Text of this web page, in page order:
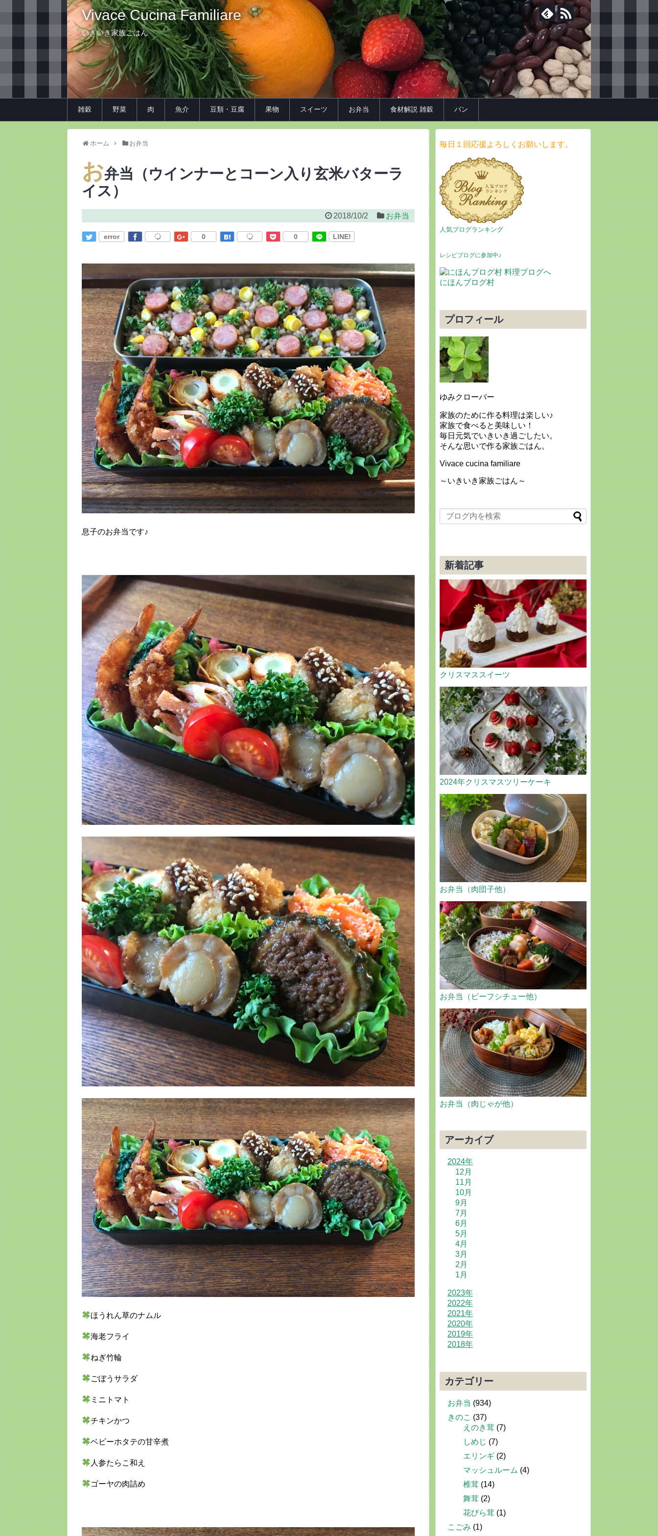
Vivace Cucina Familiare
いきいき家族ごはん
雑穀 野菜 肉 魚介 豆類・豆腐 果物 スイーツ お弁当 食材解説 雑穀 パン
ホーム お弁当
お弁当（ウインナーとコーン入り玄米バターラ
イス）
2018/10/2 お弁当
error 0 0 LINE!
息子のお弁当です♪
ほうれん草のナムル
海老フライ
ねぎ竹輪
ごぼうサラダ
ミニトマト
チキンかつ
ベビーホタテの甘辛煮
人参たらこ和え
ゴーヤの肉詰め
毎日１回応援よろしくお願いします。
人気ブログランキング
レシピブログに参加中♪
にほんブログ村
プロフィール
ゆみクローバー
家族のために作る料理は楽しい♪
家族で食べると美味しい！
毎日元気でいきいき過ごしたい。
そんな思いで作る家族ごはん。
Vivace cucina familiare
～いきいき家族ごはん～
新着記事
クリスマススイーツ
2024年クリスマスツリーケーキ
お弁当（肉団子他）
お弁当（ビーフシチュー他）
お弁当（肉じゃが他）
アーカイブ
2024年
12月
11月
10月
9月
7月
6月
5月
4月
3月
2月
1月
2023年
2022年
2021年
2020年
2019年
2018年
カテゴリー
お弁当 (934)
きのこ (37)
えのき茸 (7)
しめじ (7)
エリンギ (2)
マッシュルーム (4)
椎茸 (14)
舞茸 (2)
花びら茸 (1)
こごみ (1)